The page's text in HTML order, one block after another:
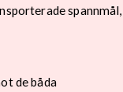
spannmål,
de båda